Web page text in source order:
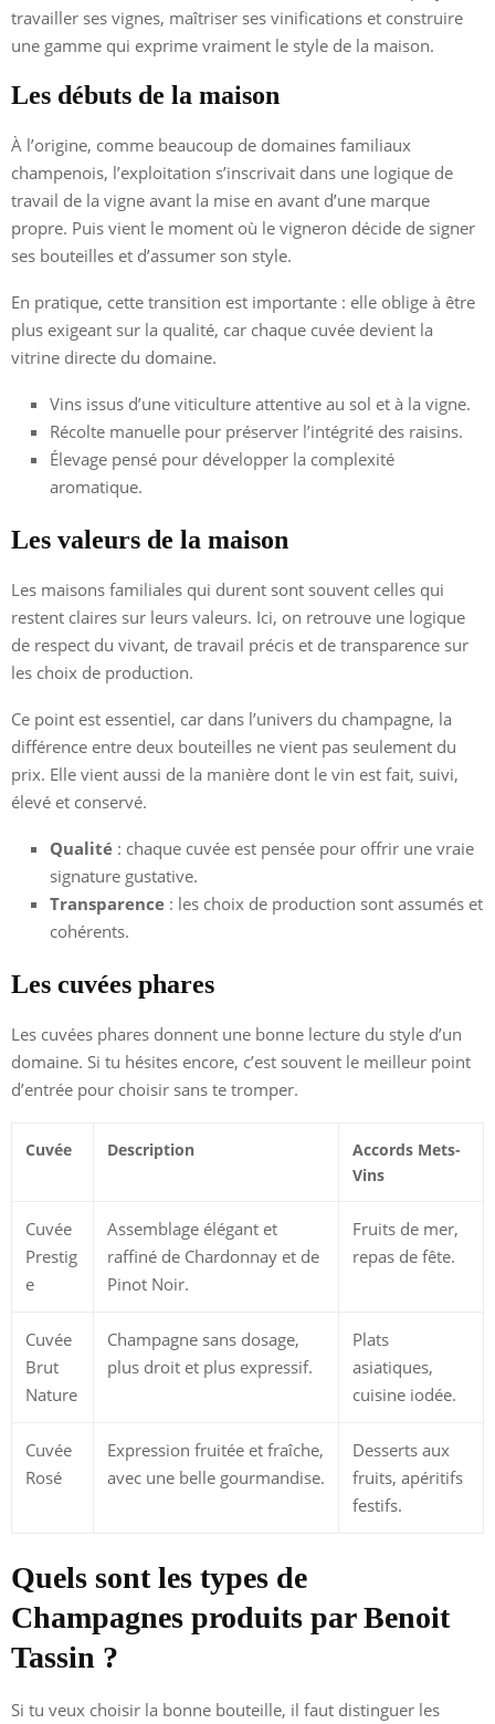
travailler ses vignes, maîtriser ses vinifications et construire
une gamme qui exprime vraiment le style de la maison.
Les débuts de la maison
À l’origine, comme beaucoup de domaines familiaux
champenois, l’exploitation s’inscrivait dans une logique de
travail de la vigne avant la mise en avant d’une marque
propre. Puis vient le moment où le vigneron décide de signer
ses bouteilles et d’assumer son style.
En pratique, cette transition est importante : elle oblige à être
plus exigeant sur la qualité, car chaque cuvée devient la
vitrine directe du domaine.
Vins issus d’une viticulture attentive au sol et à la vigne.
Récolte manuelle pour préserver l’intégrité des raisins.
Élevage pensé pour développer la complexité
aromatique.
Les valeurs de la maison
Les maisons familiales qui durent sont souvent celles qui
restent claires sur leurs valeurs. Ici, on retrouve une logique
de respect du vivant, de travail précis et de transparence sur
les choix de production.
Ce point est essentiel, car dans l’univers du champagne, la
différence entre deux bouteilles ne vient pas seulement du
prix. Elle vient aussi de la manière dont le vin est fait, suivi,
élevé et conservé.
Qualité : chaque cuvée est pensée pour offrir une vraie
signature gustative.
Transparence : les choix de production sont assumés et
cohérents.
Les cuvées phares
Les cuvées phares donnent une bonne lecture du style d’un
domaine. Si tu hésites encore, c’est souvent le meilleur point
d’entrée pour choisir sans te tromper.
Cuvée Description
Accords Mets-
Vins
Cuvée
Prestig
e
Assemblage élégant et
raffiné de Chardonnay et de
Pinot Noir.
Fruits de mer,
repas de fête.
Cuvée
Brut
Nature
Champagne sans dosage,
plus droit et plus expressif.
Plats
asiatiques,
cuisine iodée.
Cuvée
Rosé
Expression fruitée et fraîche,
avec une belle gourmandise.
Desserts aux
fruits, apéritifs
festifs.
Quels sont les types de
Champagnes produits par Benoit
Tassin ?
Si tu veux choisir la bonne bouteille, il faut distinguer les